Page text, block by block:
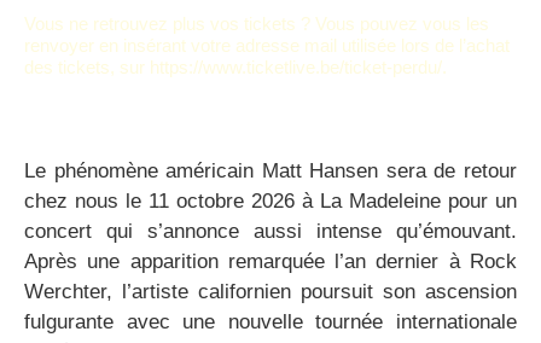
Le phénomène américain Matt Hansen sera de retour
chez nous le 11 octobre 2026 à La Madeleine pour un
concert qui s’annonce aussi intense qu’émouvant.
Après une apparition remarquée l’an dernier à Rock
Werchter, l’artiste californien poursuit son ascension
fulgurante avec une nouvelle tournée internationale
Vous ne retrouvez plus vos tickets ? Vous pouvez vous les
renvoyer en insérant votre adresse mail utilisée lors de l’achat
des tickets, sur https://www.ticketlive.be/ticket-perdu/.